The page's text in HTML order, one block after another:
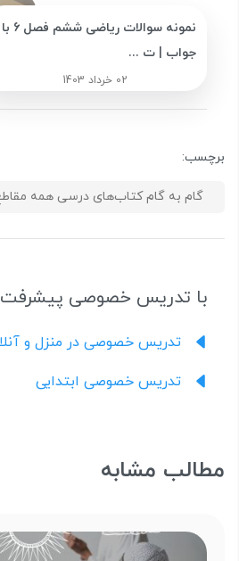
نمونه سوالات ریاضی ششم فصل 6 با
جواب | ت ...
02 خرداد 1403
برچسب:
گام به گام کتاب‌های درسی همه
با تدریس خصوصی
تدریس خصوصی در منزل و
تدریس خصوصی ابتدایی
مطالب مشابه